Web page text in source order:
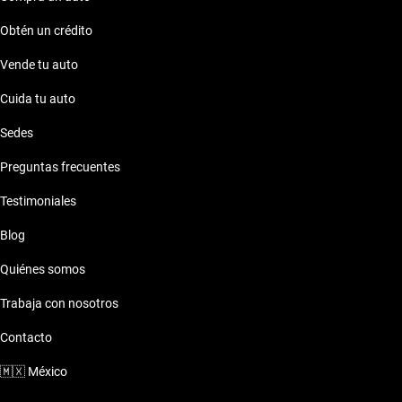
Obtén un crédito
Vende tu auto
Cuida tu auto
Sedes
Preguntas frecuentes
Testimoniales
Blog
Quiénes somos
Trabaja con nosotros
Contacto
🇲🇽 México